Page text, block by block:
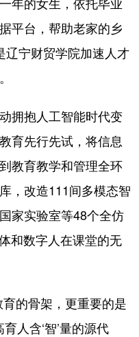
海南 重庆
云南 西藏
青海 宁夏
黑龙江
Français عربى
平台，帮助老家的乡
辽宁财贸学院加速人才
抱人工智能时代变
育先行先试，将信息
教育教学和管理全环
，改造111间多模态智
家实验室等48个全仿
和数字人在课堂的无
的骨架，更重要的是
人含‘智’量的源代